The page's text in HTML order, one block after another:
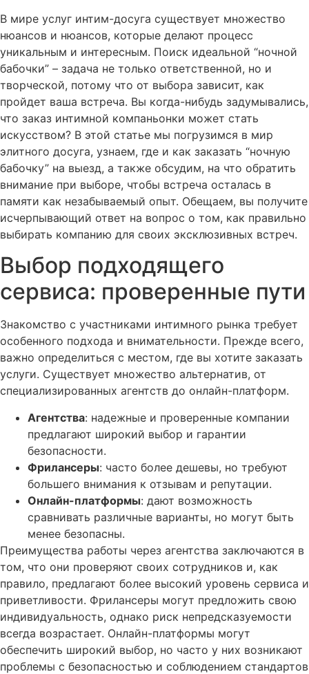
В мире услуг интим-досуга существует множество
нюансов и нюансов, которые делают процесс
уникальным и интересным. Поиск идеальной “ночной
бабочки” – задача не только ответственной, но и
творческой, потому что от выбора зависит, как
пройдет ваша встреча. Вы когда-нибудь задумывались,
что заказ интимной компаньонки может стать
искусством? В этой статье мы погрузимся в мир
элитного досуга, узнаем, где и как заказать “ночную
бабочку” на выезд, а также обсудим, на что обратить
внимание при выборе, чтобы встреча осталась в
памяти как незабываемый опыт. Обещаем, вы получите
исчерпывающий ответ на вопрос о том, как правильно
выбирать компанию для своих эксклюзивных встреч.
Выбор подходящего
сервиса: проверенные пути
Знакомство с участниками интимного рынка требует
особенного подхода и внимательности. Прежде всего,
важно определиться с местом, где вы хотите заказать
услуги. Существует множество альтернатив, от
специализированных агентств до онлайн-платформ.
Агентства: надежные и проверенные компании
предлагают широкий выбор и гарантии
безопасности.
Фрилансеры: часто более дешевы, но требуют
большего внимания к отзывам и репутации.
Онлайн-платформы: дают возможность
сравнивать различные варианты, но могут быть
менее безопасны.
Преимущества работы через агентства заключаются в
том, что они проверяют своих сотрудников и, как
правило, предлагают более высокий уровень сервиса и
приветливости. Фрилансеры могут предложить свою
индивидуальность, однако риск непредсказуемости
всегда возрастает. Онлайн-платформы могут
обеспечить широкий выбор, но часто у них возникают
проблемы с безопасностью и соблюдением стандартов